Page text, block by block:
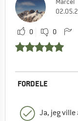
0 0
FORDELE
Ja, jeg